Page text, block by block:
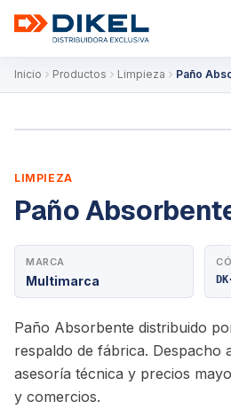
Inicio Productos Limpieza Paño
LIMPIEZA
Paño
MARCA
Multimarca
Paño Absorbente distribuido
respaldo de fábrica. Despacho
asesoría técnica y precios
y comercios.